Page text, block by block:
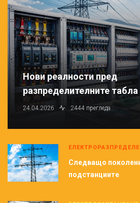
Нови реалности пред
разпределителните табла
24.04.2026 2444 прегледа
ЕЛЕКТРОРАЗПРЕДЕЛЕ
Следващо
подстанциите